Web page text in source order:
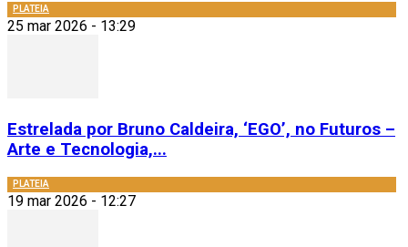
PLATEIA
25 mar 2026 - 13:29
Estrelada por Bruno Caldeira, ‘EGO’, no Futuros –
Arte e Tecnologia,...
PLATEIA
19 mar 2026 - 12:27